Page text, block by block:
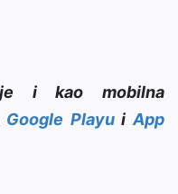
je i kao mobilna
Google PlayuiApp